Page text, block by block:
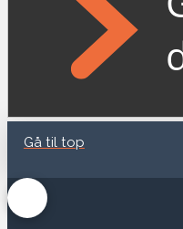
Gå til top